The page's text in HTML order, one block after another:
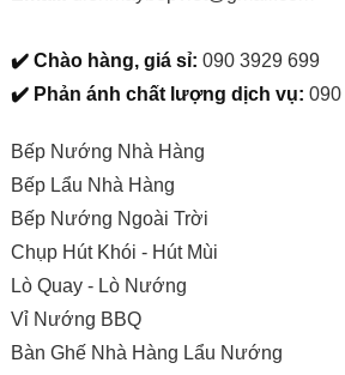
✔️ Chào hàng, giá sỉ: 090 3929 699
✔️ Phản ánh chất lượng dịch vụ: 090
Bếp Nướng Nhà Hàng
Bếp Lẩu Nhà Hàng
Bếp Nướng Ngoài Trời
Chụp Hút Khói - Hút Mùi
Lò Quay - Lò Nướng
Vỉ Nướng BBQ
Bàn Ghế Nhà Hàng Lẩu Nướng